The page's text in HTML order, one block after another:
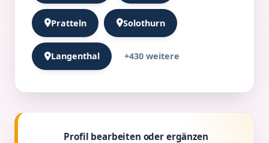
Pratteln Solothurn
Langenthal +430 weitere
Profil bearbeiten oder ergänzen